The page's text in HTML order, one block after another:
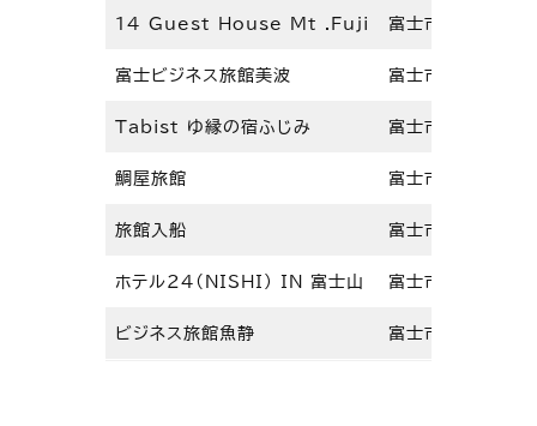
14 Guest House Mt .Fuji 富士市吉原3-3-
富士ビジネス旅館美波 富士市御幸町7-8
Tabist ゆ縁の宿ふじみ 富士市荒田島町
鯛屋旅館 富士市吉原2-3-
旅館入船 富士市今泉1-7-
ホテル24(NISHI) IN 富士山 富士市吉原3-
ビジネス旅館魚静 富士市吉原5-4-